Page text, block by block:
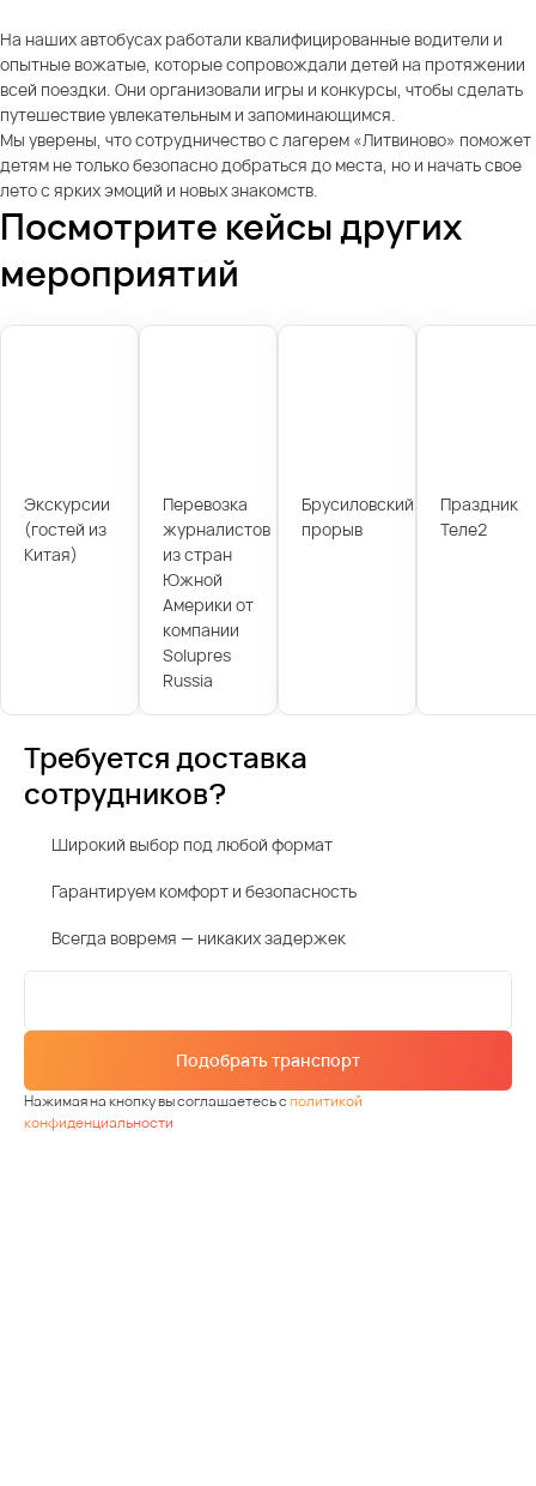
На наших автобусах работали квалифицированные водители и
опытные вожатые, которые сопровождали детей на протяжении
всей поездки. Они организовали игры и конкурсы, чтобы сделать
путешествие увлекательным и запоминающимся.
Мы уверены, что сотрудничество с лагерем «Литвиново» поможет
детям не только безопасно добраться до места, но и начать свое
лето с ярких эмоций и новых знакомств.
Посмотрите кейсы других
мероприятий
Экскурсии
(гостей из
Китая)
Перевозка
журналистов
из стран
Южной
Америки от
компании
Solupres
Russia
Брусиловский
прорыв
Праздник
Теле2
Требуется доставка
сотрудников?
Широкий выбор под любой формат
Гарантируем комфорт и безопасность
Всегда вовремя — никаких задержек
Подобрать транспорт
Нажимая на кнопку вы соглашаетесь сполитикой
конфиденциальности